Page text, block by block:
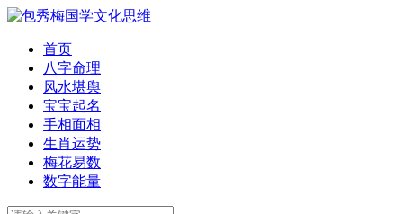
首页
八字命理
风水堪舆
宝宝起名
手相面相
生肖运势
梅花易数
数字能量